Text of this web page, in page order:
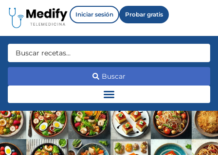
Iniciar sesión Probar gratis
Buscar